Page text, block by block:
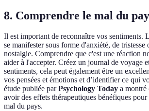
8. Comprendre le mal du
Il est important de reconnaître vos sentiments.
se manifester sous forme d'anxiété, de tristesse
nostalgie. Comprendre que c'est une réaction
aider à l'accepter. Créez un journal de voyage
sentiments, cela peut également être un
vos pensées et émotions et d’identifier ce qui
étude publiée parPsychology Today a montré
avoir des effets thérapeutiques bénéfiques
mal du pays.